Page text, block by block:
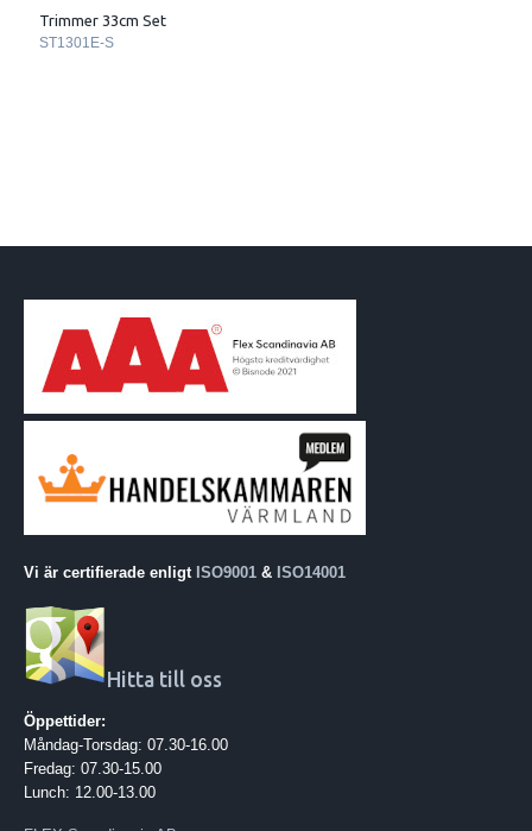
Trimmer 33cm Set
ST1301E-S
Vi är certifierade enligt ISO9001 & ISO14001
Hitta till oss
Öppettider:
Måndag-Torsdag: 07.30-16.00
Fredag: 07.30-15.00
Lunch: 12.00-13.00